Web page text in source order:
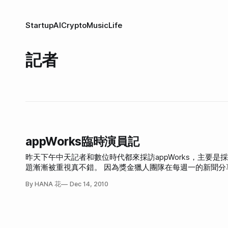
StartupAICryptoMusicLife
記者
appWorks臨時演員記
昨天下午中天記者和數位時代都來採訪appWorks，主要是
題漸漸被重視真不錯。 因為獎金獵人團隊在每週一的新聞分享之後直接開會（大家都是先去吃飯），所以當我們吃完回來時，已經看到記者
不錯所以我一直有保留。第二次是今年四月獎金獵人連署
By HANA 花 Dec 14, 2010